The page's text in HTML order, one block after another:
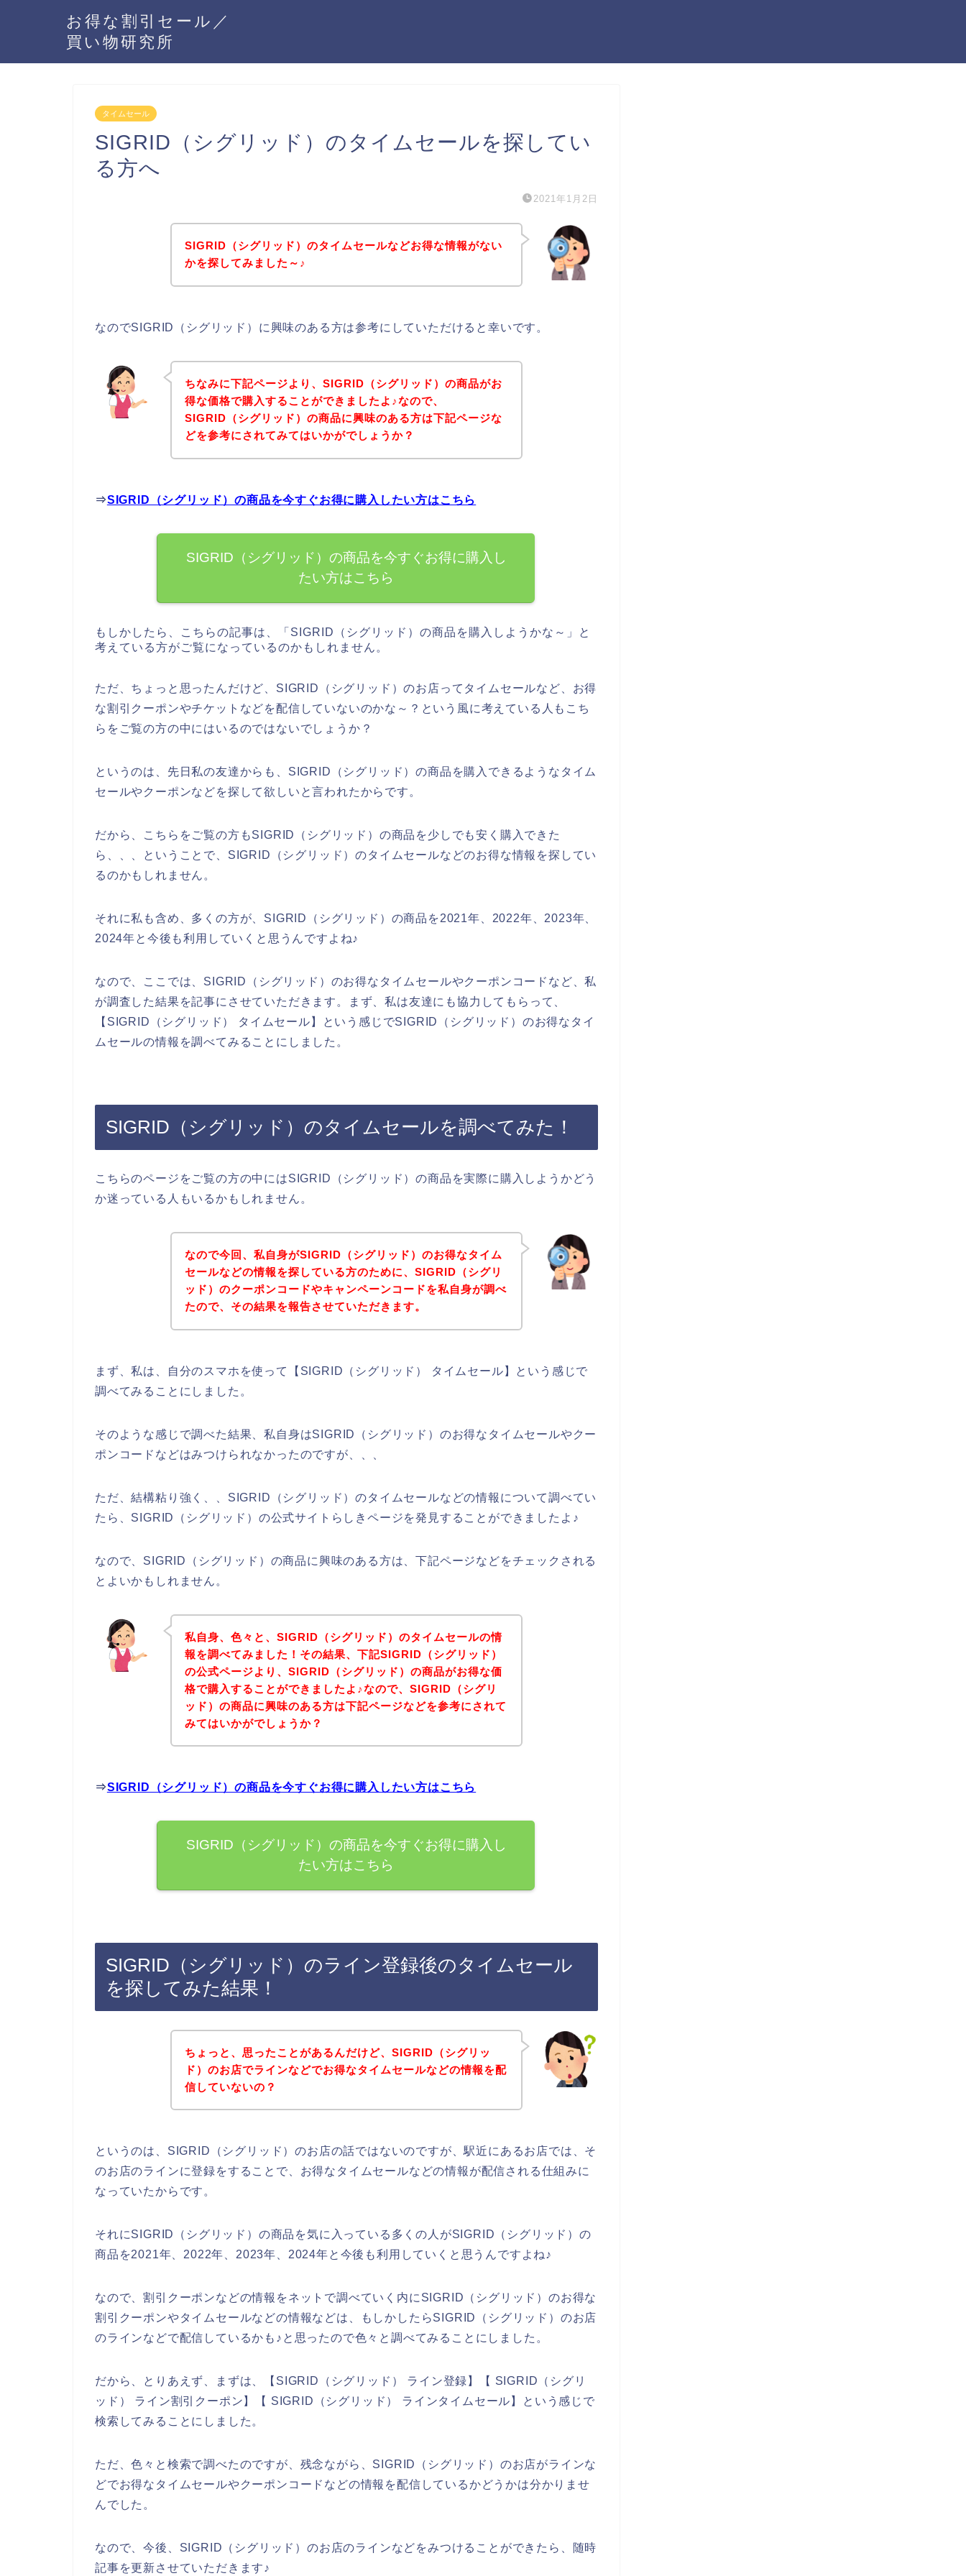
お得な割引セール／
買い物研究所
タイムセール
SIGRID（シグリッド）のタイムセールを探してい
る方へ
2021年1月2日
SIGRID（シグリッド）のタイムセールなどお得な情報がない
かを探してみました～♪
なのでSIGRID（シグリッド）に興味のある方は参考にしていただけると幸いです。
ちなみに下記ページより、SIGRID（シグリッド）の商品がお
得な価格で購入することができましたよ♪なので、
SIGRID（シグリッド）の商品に興味のある方は下記ページな
どを参考にされてみてはいかがでしょうか？
⇒SIGRID（シグリッド）の商品を今すぐお得に購入したい方はこちら
SIGRID（シグリッド）の商品を今すぐお得に購入し
たい方はこちら
もしかしたら、こちらの記事は、「SIGRID（シグリッド）の商品を購入しようかな～」と
考えている方がご覧になっているのかもしれません。
ただ、ちょっと思ったんだけど、SIGRID（シグリッド）のお店ってタイムセールなど、お得
な割引クーポンやチケットなどを配信していないのかな～？という風に考えている人もこち
らをご覧の方の中にはいるのではないでしょうか？
というのは、先日私の友達からも、SIGRID（シグリッド）の商品を購入できるようなタイム
セールやクーポンなどを探して欲しいと言われたからです。
だから、こちらをご覧の方もSIGRID（シグリッド）の商品を少しでも安く購入できた
ら、、、ということで、SIGRID（シグリッド）のタイムセールなどのお得な情報を探してい
るのかもしれません。
それに私も含め、多くの方が、SIGRID（シグリッド）の商品を2021年、2022年、2023年、
2024年と今後も利用していくと思うんですよね♪
なので、ここでは、SIGRID（シグリッド）のお得なタイムセールやクーポンコードなど、私
が調査した結果を記事にさせていただきます。まず、私は友達にも協力してもらって、
【SIGRID（シグリッド） タイムセール】という感じでSIGRID（シグリッド）のお得なタイ
ムセールの情報を調べてみることにしました。
SIGRID（シグリッド）のタイムセールを調べてみた！
こちらのページをご覧の方の中にはSIGRID（シグリッド）の商品を実際に購入しようかどう
か迷っている人もいるかもしれません。
なので今回、私自身がSIGRID（シグリッド）のお得なタイム
セールなどの情報を探している方のために、SIGRID（シグリ
ッド）のクーポンコードやキャンペーンコードを私自身が調べ
たので、その結果を報告させていただきます。
まず、私は、自分のスマホを使って【SIGRID（シグリッド） タイムセール】という感じで
調べてみることにしました。
そのような感じで調べた結果、私自身はSIGRID（シグリッド）のお得なタイムセールやクー
ポンコードなどはみつけられなかったのですが、、、
ただ、結構粘り強く、、SIGRID（シグリッド）のタイムセールなどの情報について調べてい
たら、SIGRID（シグリッド）の公式サイトらしきページを発見することができましたよ♪
なので、SIGRID（シグリッド）の商品に興味のある方は、下記ページなどをチェックされる
とよいかもしれません。
私自身、色々と、SIGRID（シグリッド）のタイムセールの情
報を調べてみました！その結果、下記SIGRID（シグリッド）
の公式ページより、SIGRID（シグリッド）の商品がお得な価
格で購入することができましたよ♪なので、SIGRID（シグリ
ッド）の商品に興味のある方は下記ページなどを参考にされて
みてはいかがでしょうか？
⇒SIGRID（シグリッド）の商品を今すぐお得に購入したい方はこちら
SIGRID（シグリッド）の商品を今すぐお得に購入し
たい方はこちら
SIGRID（シグリッド）のライン登録後のタイムセール
を探してみた結果！
ちょっと、思ったことがあるんだけど、SIGRID（シグリッ
ド）のお店でラインなどでお得なタイムセールなどの情報を配
信していないの？
というのは、SIGRID（シグリッド）のお店の話ではないのですが、駅近にあるお店では、そ
のお店のラインに登録をすることで、お得なタイムセールなどの情報が配信される仕組みに
なっていたからです。
それにSIGRID（シグリッド）の商品を気に入っている多くの人がSIGRID（シグリッド）の
商品を2021年、2022年、2023年、2024年と今後も利用していくと思うんですよね♪
なので、割引クーポンなどの情報をネットで調べていく内にSIGRID（シグリッド）のお得な
割引クーポンやタイムセールなどの情報などは、もしかしたらSIGRID（シグリッド）のお店
のラインなどで配信しているかも♪と思ったので色々と調べてみることにしました。
だから、とりあえず、まずは、【SIGRID（シグリッド） ライン登録】【 SIGRID（シグリ
ッド） ライン割引クーポン】【 SIGRID（シグリッド） ラインタイムセール】という感じで
検索してみることにしました。
ただ、色々と検索で調べたのですが、残念ながら、SIGRID（シグリッド）のお店がラインな
どでお得なタイムセールやクーポンコードなどの情報を配信しているかどうかは分かりませ
んでした。
なので、今後、SIGRID（シグリッド）のお店のラインなどをみつけることができたら、随時
記事を更新させていただきます♪